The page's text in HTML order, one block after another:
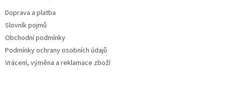
Doprava a platba
Slovník pojmů
Obchodní podmínky
Podmínky ochrany osobních údajů
Vrácení, výměna a reklamace zboží